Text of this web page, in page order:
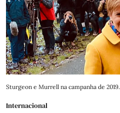
Sturgeon e Murrell na campanha de 2019.
Internacional